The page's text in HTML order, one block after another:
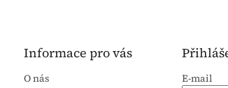
Informace pro vás
O nás
E-mail